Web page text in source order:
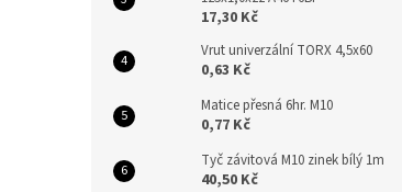
17,30 Kč
Vrut univerzální TORX 4,5x60
0,63 Kč
Matice přesná 6hr. M10
0,77 Kč
Tyč závitová M10 zinek bílý 1m
40,50 Kč